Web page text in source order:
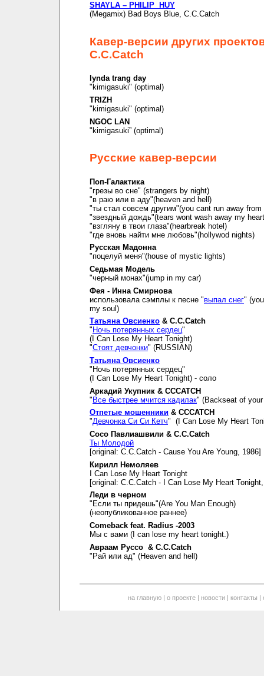
SHAYLA – PHILIP HUY
(Megamix) Bad Boys Blue, C.C.Catch
Кавер-версии других
C.C.Catch
lynda trang day
"kimigasuki" (optimal)
TRIZH
"kimigasuki" (optimal)
NGOC LAN
"kimigasuki” (optimal)
Русские кавер-версии
Поп-Галактика
"грезы во сне" (strangers by night)
"в раю или в аду"(heaven and hell)
"ты стал совсем другим"(you cant run away from
"звездный дождь"(tears wont wash away my
"взгляну в твои глаза"(hearbreak hotel)
"где вновь найти мне любовь"(hollywod nights)
Русская Мадонна
"поцелуй меня"(house of mystic lights)
Седьмая Модель
"черный монах"(jump in my car)
Фея - Инна Смирнова
использовала сэмплы к песне "выпал снег"
my soul)
Татьяна Овсиенко & C.C.Catch
" Ночь потерянных сердец"
(I Can Lose My Heart Tonight)
"Стоят девчонки" (RUSSIAN)
Татьяна Овсиенко
"Ночь потерянных сердец"
(I Can Lose My Heart Tonight) - соло
Аркадий Укупник & CCCATCH
"Все быстрее мчится кадилак" (Backseat of
Отпетые мошенники & CCCATCH
"Девчонка Си Си Кетч" (I Can Lose My Heart
Сосо Павлиашвили & C.C.Catch
Ты Молодой
[original: C.C.Catch - Cause You Are Young, 1986]
Кирилл Немоляев
I Can Lose My Heart Tonight
[original: C.C.Catch - I Can Lose My Heart
Леди в черном
"Если ты придешь"(Are You Man Enough)
(неопубликованное раннее)
Comeback feat. Radius -2003
Мы с вами (I can lose my heart tonight.)
Авраам Руссо & C.C.Catch
"Рай или ад" (Heaven and hell)
на главную| о проекте| новости| контакты |